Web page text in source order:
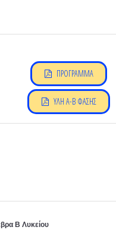
ΠΡΟΓΡΑΜΜΑ
ΥΛΗ Α-Β ΦΑΣΗΣ
Β Λυκείου